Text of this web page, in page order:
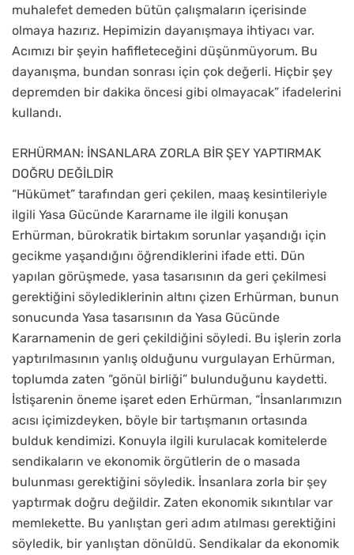
muhalefet demeden bütün çalışmaların içerisinde
olmaya hazırız. Hepimizin dayanışmaya ihtiyacı var.
Acımızı bir şeyin hafifleteceğini düşünmüyorum. Bu
dayanışma, bundan sonrası için çok değerli. Hiçbir şey
depremden bir dakika öncesi gibi olmayacak” ifadelerini
kullandı.
ERHÜRMAN: İNSANLARA ZORLA BİR ŞEY YAPTIRMAK
DOĞRU DEĞİLDİR
“Hükümet” tarafından geri çekilen, maaş kesintileriyle
ilgili Yasa Gücünde Kararname ile ilgili konuşan
Erhürman, bürokratik birtakım sorunlar yaşandığı için
gecikme yaşandığını öğrendiklerini ifade etti. Dün
yapılan görüşmede, yasa tasarısının da geri çekilmesi
gerektiğini söylediklerinin altını çizen Erhürman, bunun
sonucunda Yasa tasarısının da Yasa Gücünde
Kararnamenin de geri çekildiğini söyledi. Bu işlerin zorla
yaptırılmasının yanlış olduğunu vurgulayan Erhürman,
toplumda zaten “gönül birliği” bulunduğunu kaydetti.
İstişarenin öneme işaret eden Erhürman, “İnsanlarımızın
acısı içimizdeyken, böyle bir tartışmanın ortasında
bulduk kendimizi. Konuyla ilgili kurulacak komitelerde
sendikaların ve ekonomik örgütlerin de o masada
bulunması gerektiğini söyledik. İnsanlara zorla bir şey
yaptırmak doğru değildir. Zaten ekonomik sıkıntılar var
memlekette. Bu yanlıştan geri adım atılması gerektiğini
söyledik, bir yanlıştan dönüldü. Sendikalar da ekonomik